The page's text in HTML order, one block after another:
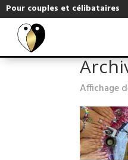
Pour couples et célibataires
Affichage